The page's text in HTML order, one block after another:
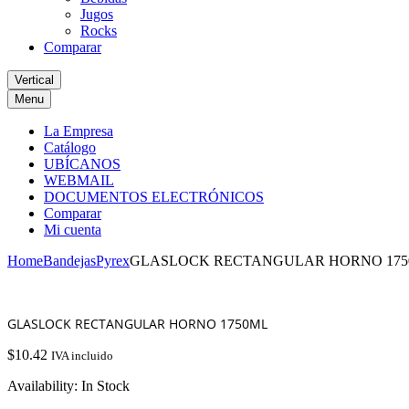
Jugos
Rocks
Comparar
Vertical
Menu
La Empresa
Catálogo
UBÍCANOS
WEBMAIL
DOCUMENTOS ELECTRÓNICOS
Comparar
Mi cuenta
HomeBandejasPyrexGLASLOCK RECTANGULAR HORNO
GLASLOCK RECTANGULAR HORNO 1750ML
$10.42 IVA incluido
Availability: In Stock